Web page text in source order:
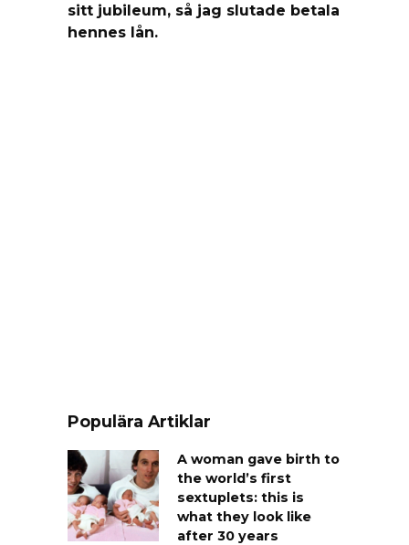
sitt jubileum, så jag slutade betala
hennes lån.
Populära Artiklar
A woman gave birth to
the world’s first
sextuplets: this is
what they look like
after 30 years